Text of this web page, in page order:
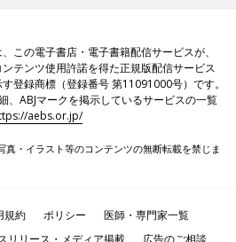
庫県丹波篠山市は、2009年総務省が
隊」に力を入れています。
方自治体が都市住民を地域おこし協力
はさまざまな地域活動への参加を通じ
て協力隊活動を行う「半学半域型」
がら起業活動を目指す「起業支援
スタートさせてから約半年後に起業支
この電子書店・電子書籍配信サービスが、
テンツ使用許諾を得た正規版配信サービス
登録商標（登録番号 第11091000号）です。
、ABJマークを掲示しているサービスの一覧
aebs.or.jp/
・イラスト等のコンテンツの無断転載を禁じま
規約 ポリシー
医師・専門家一覧